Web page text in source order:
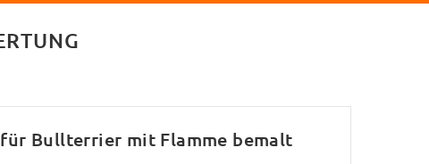
Bullterrier mit Flamme bemalt